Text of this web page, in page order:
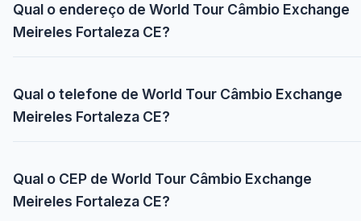
Qual o endereço de World Tour Câmbio Exchange
Meireles Fortaleza CE?
Qual o telefone de World Tour Câmbio Exchange
Meireles Fortaleza CE?
Qual o CEP de World Tour Câmbio Exchange
Meireles Fortaleza CE?